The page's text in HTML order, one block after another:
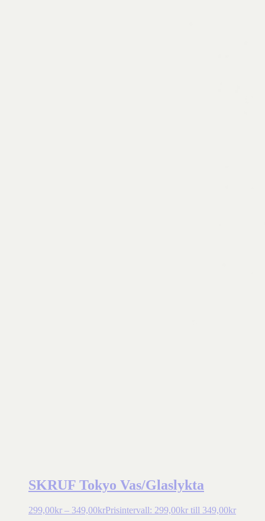
SKRUF Tokyo Vas/Glaslykta
299,00kr – 349,00krPrisintervall: 299,00kr till 349,00kr